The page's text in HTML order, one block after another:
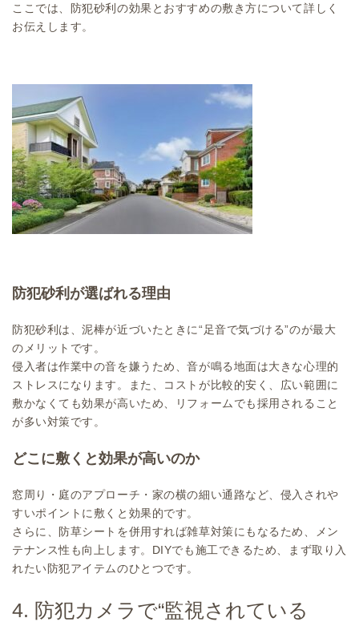
ここでは、防犯砂利の効果とおすすめの敷き方について詳しく
お伝えします。
防犯砂利が選ばれる理由
防犯砂利は、泥棒が近づいたときに“足音で気づける”のが最大
のメリットです。
侵入者は作業中の音を嫌うため、音が鳴る地面は大きな心理的
ストレスになります。また、コストが比較的安く、広い範囲に
敷かなくても効果が高いため、リフォームでも採用されること
が多い対策です。
どこに敷くと効果が高いのか
窓周り・庭のアプローチ・家の横の細い通路など、侵入されや
すいポイントに敷くと効果的です。
さらに、防草シートを併用すれば雑草対策にもなるため、メン
テナンス性も向上します。DIYでも施工できるため、まず取り入
れたい防犯アイテムのひとつです。
4. 防犯カメラで“監視されている